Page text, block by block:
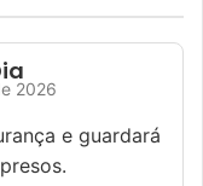
2026
e guardará